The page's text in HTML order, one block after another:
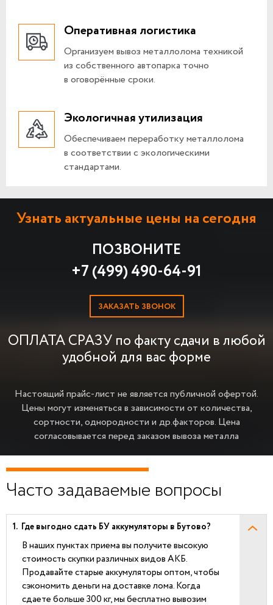
Оперативная логистика
Организуем вывоз металлолома техникой
из собственного автопарка точно
в оговорённые сроки.
Экологичная утилизация
Обеспечиваем переработку металлолома
в соответствии с экологическими
стандартами.
Узнать актуальные цены на сегодня
ПОЗВОНИТЕ
+7 (499) 490-64-91
ЗАКАЗАТЬ ЗВОНОК
ОПЛАТА СРАЗУ по факту сдачи в любой
удобной для вас форме
Настоящий прайс-лист не является публичной офертой.
Цены могут изменяться в зависимости от количества,
сортности, однородности и др.факторов. Цена
согласовывается перед заказом вывоза металла
Часто задаваемые вопросы
Где выгодно сдать БУ аккумуляторы в Бутово?
В наших пунктах приема вы получите высокую
стоимость скупки различных видов АКБ.
Продавайте старые аккумуляторы оптом, чтобы
сэкономить деньги на доставке лома. Когда
сдаете больше 300 кг, мы бесплатно вывозим